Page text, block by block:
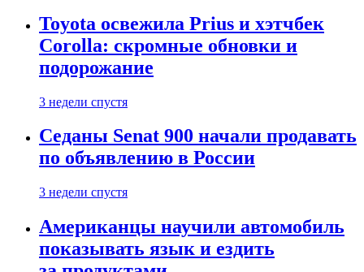
Toyota освежила Prius и хэтчбек
Corolla: скромные обновки и
подорожание
3 недели спустя
Седаны Senat 900 начали продавать
по объявлению в России
3 недели спустя
Американцы научили автомобиль
показывать язык и ездить